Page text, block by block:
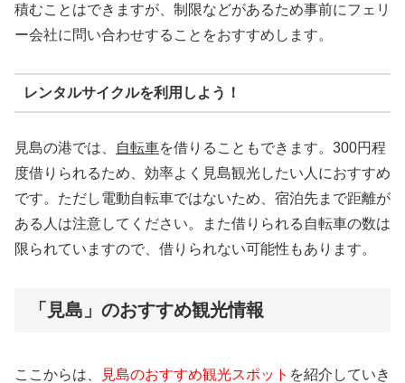
積むことはできますが、制限などがあるため事前にフェリ
ー会社に問い合わせすることをおすすめします。
レンタルサイクルを利用しよう！
見島の港では、 自転車を借りることもできます。300円程
度借りられるため、効率よく見島観光したい人におすすめ
です。ただし電動自転車ではないため、宿泊先まで距離が
ある人は注意してください。また借りられる自転車の数は
限られていますので、借りられない可能性もあります。
「見島」のおすすめ観光情報
ここからは、 見島のおすすめ観光スポット を紹介していき